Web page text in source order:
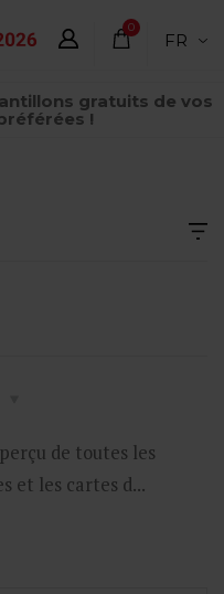
gratuits de vos
!
0
élémentFR
de toutes les
et les cartes d...